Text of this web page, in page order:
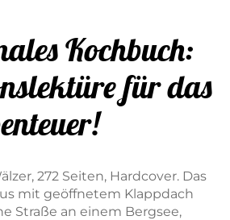
Kochbuch:
für das
272 Seiten, Hardcover. Das
mit geöffnetem Klappdach
Straße an einem Bergsee,